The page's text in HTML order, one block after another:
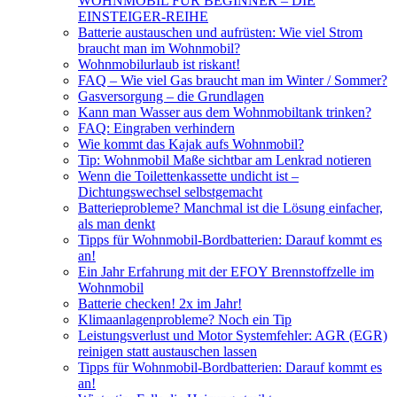
EINSTEIGER-REIHE
Batterie austauschen und aufrüsten: Wie viel Strom
braucht man im Wohnmobil?
Wohnmobilurlaub ist riskant!
FAQ – Wie viel Gas braucht man im Winter / Sommer?
Gasversorgung – die Grundlagen
Kann man Wasser aus dem Wohnmobiltank trinken?
FAQ: Eingraben verhindern
Wie kommt das Kajak aufs Wohnmobil?
Tip: Wohnmobil Maße sichtbar am Lenkrad notieren
Wenn die Toilettenkassette undicht ist –
Dichtungswechsel selbstgemacht
Batterieprobleme? Manchmal ist die Lösung einfacher,
als man denkt
Tipps für Wohnmobil-Bordbatterien: Darauf kommt es
an!
Ein Jahr Erfahrung mit der EFOY Brennstoffzelle im
Wohnmobil
Batterie checken! 2x im Jahr!
Klimaanlagenprobleme? Noch ein Tip
Leistungsverlust und Motor Systemfehler: AGR (EGR)
reinigen statt austauschen lassen
Tipps für Wohnmobil-Bordbatterien: Darauf kommt es
an!